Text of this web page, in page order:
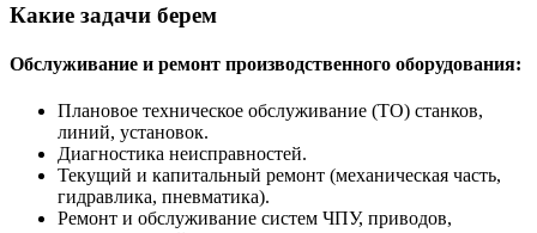
Какие задачи берем
Обслуживание и ремонт производственного оборудования:
Плановое техническое обслуживание (ТО) станков,
линий, установок.
Диагностика неисправностей.
Текущий и капитальный ремонт (механическая часть,
гидравлика, пневматика).
Ремонт и обслуживание систем ЧПУ, приводов,